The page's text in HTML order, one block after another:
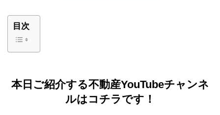
目次
本日ご紹介する不動産YouTubeチャンネ
ルはコチラです！